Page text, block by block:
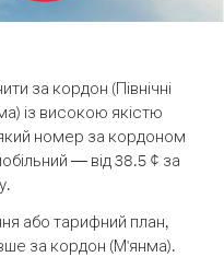
за кордон (Північні
із високою якістю
номер за кордоном
— від 38.5 ¢ за
або тарифний план,
за кордон (М'янма).